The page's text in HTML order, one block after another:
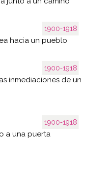
1900-1918
hacia un pueblo
1900-1918
inmediaciones de un
1900-1918
a una puerta